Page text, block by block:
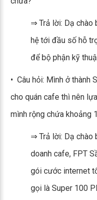
⇒ Trả lời: Dạ chào
hệ tới đầu số hỗ
để bộ phận kỹ
• Câu hỏi: Mình ở thành
cho quán cafe thì nên
mình rộng chứa khoảng
⇒ Trả lời: Dạ chào
doanh cafe, FPT
gói cước internet
gọi là Super 100